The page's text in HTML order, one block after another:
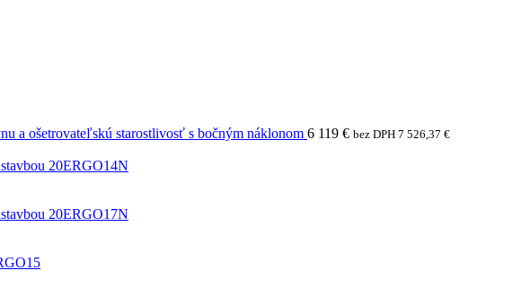
a ošetrovateľskú starostlivosť s bočným náklonom 6 119 € bez DPH 7 526,37 €
20ERGO14N
20ERGO17N